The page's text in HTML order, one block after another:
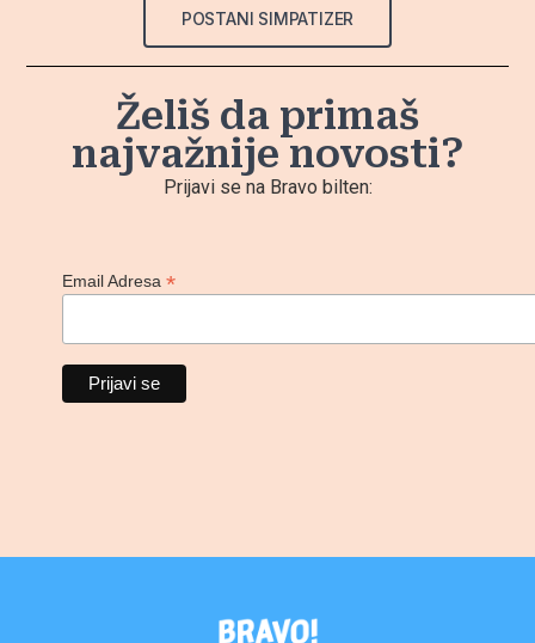
POSTANI SIMPATIZER
Želiš da primaš
najvažnije novosti?
Prijavi se na Bravo bilten:
Email Adresa*